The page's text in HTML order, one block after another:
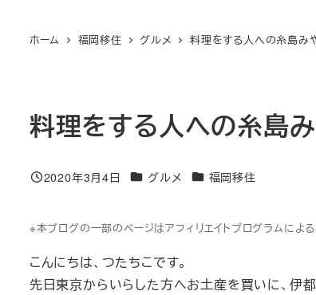
ホーム 福岡移住 グルメ 料理をする人への糸島み
料理をする人への糸島み
投稿日
2020年3月4日 カテゴリー
グルメ カテゴリー
福岡移住
※本ブログの一部のページはアフィリエイトプログラムによ
こんにちは、つたちこです。
先日東京からいらした方へお土産を買いに、伊